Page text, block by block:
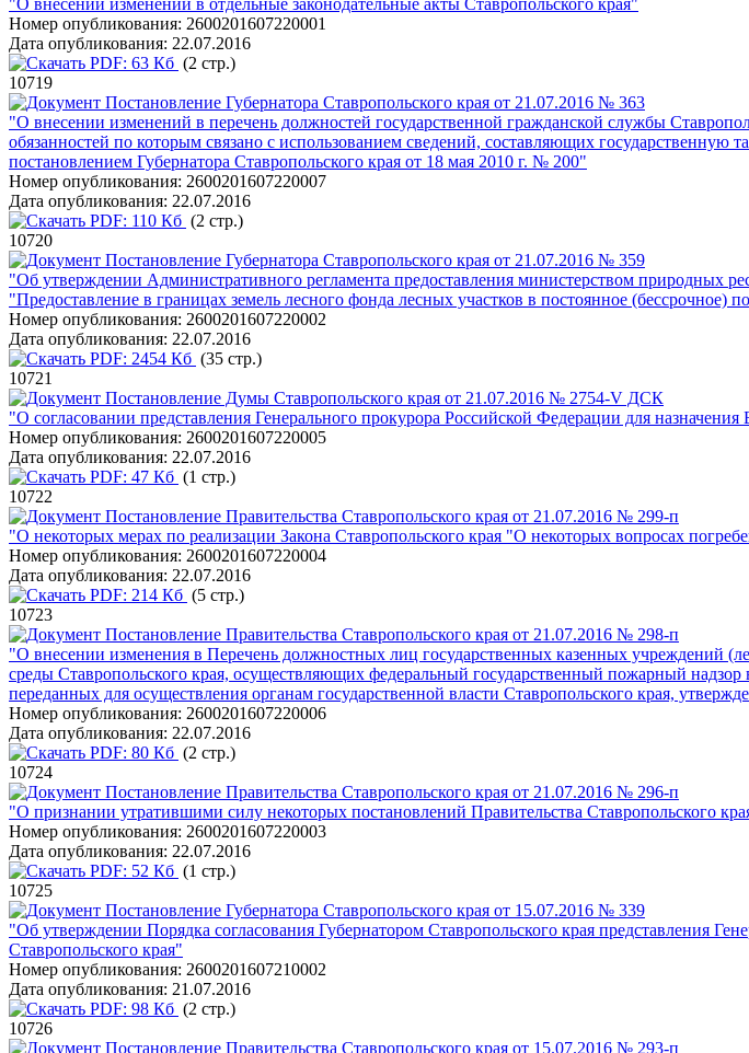
"О внесении изменений в отдельные законодательные акты Ставропольского края"
Номер опубликования: 2600201607220001
Дата опубликования: 22.07.2016
PDF: 63 Кб (2 стр.)
10719
Постановление Губернатора Ставропольского края от 21.07.2016 № 363
"О внесении изменений в перечень должностей государственной гражданской службы
обязанностей по которым связано с использованием сведений, составляющих
постановлением Губернатора Ставропольского края от 18 мая 2010 г. № 200"
Номер опубликования: 2600201607220007
Дата опубликования: 22.07.2016
PDF: 110 Кб (2 стр.)
10720
Постановление Губернатора Ставропольского края от 21.07.2016 № 359
"Об утверждении Административного регламента предоставления министерством природных
"Предоставление в границах земель лесного фонда лесных участков в постоянное (бессрочное)
Номер опубликования: 2600201607220002
Дата опубликования: 22.07.2016
PDF: 2454 Кб (35 стр.)
10721
Постановление Думы Ставропольского края от 21.07.2016 № 2754-V ДСК
"О согласовании представления Генерального прокурора Российской Федерации для
Номер опубликования: 2600201607220005
Дата опубликования: 22.07.2016
PDF: 47 Кб (1 стр.)
10722
Постановление Правительства Ставропольского края от 21.07.2016 № 299-п
"О некоторых мерах по реализации Закона Ставропольского края "О некоторых вопросах
Номер опубликования: 2600201607220004
Дата опубликования: 22.07.2016
PDF: 214 Кб (5 стр.)
10723
Постановление Правительства Ставропольского края от 21.07.2016 № 298-п
"О внесении изменения в Перечень должностных лиц государственных казенных учреждений
среды Ставропольского края, осуществляющих федеральный государственный пожарный
переданных для осуществления органам государственной власти Ставропольского края,
Номер опубликования: 2600201607220006
Дата опубликования: 22.07.2016
PDF: 80 Кб (2 стр.)
10724
Постановление Правительства Ставропольского края от 21.07.2016 № 296-п
"О признании утратившими силу некоторых постановлений Правительства Ставропольского
Номер опубликования: 2600201607220003
Дата опубликования: 22.07.2016
PDF: 52 Кб (1 стр.)
10725
Постановление Губернатора Ставропольского края от 15.07.2016 № 339
"Об утверждении Порядка согласования Губернатором Ставропольского края представления
Ставропольского края"
Номер опубликования: 2600201607210002
Дата опубликования: 21.07.2016
PDF: 98 Кб (2 стр.)
10726
Постановление Правительства Ставропольского края от 15.07.2016 № 293-п